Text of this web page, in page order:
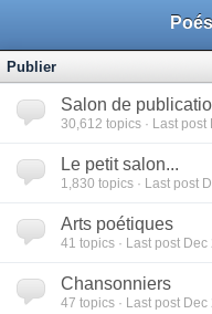
Publier
Salon de
30,612 topics · Last
Le petit salon...
1,830 topics · Last post
Arts poétiques
41 topics · Last post
Chansonniers
47 topics · Last post